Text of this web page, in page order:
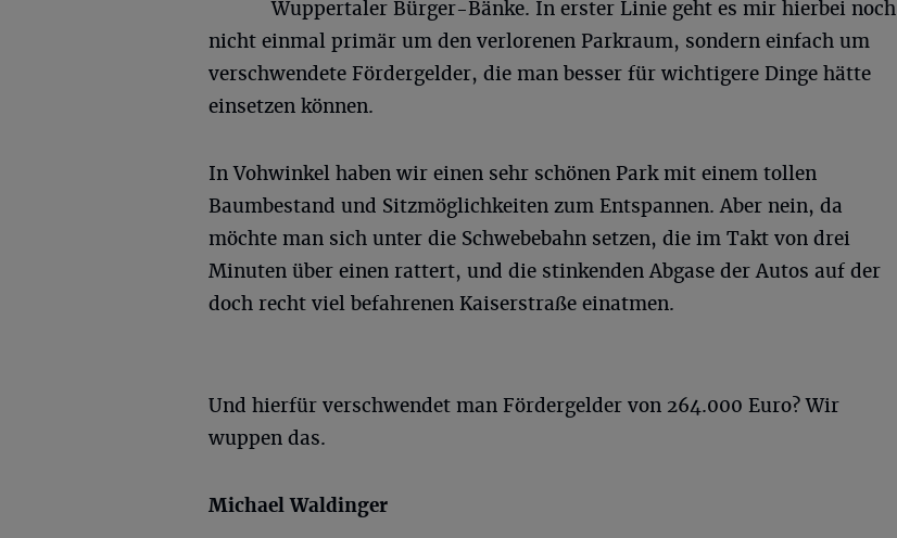
Wuppertaler Bürger-Bänke. In erster Linie geht es mir hierbei noch
nicht einmal primär um den verlorenen Parkraum, sondern einfach um
verschwendete Fördergelder, die man besser für wichtigere Dinge hätte
einsetzen können.
In Vohwinkel haben wir einen sehr schönen Park mit einem tollen
Baumbestand und Sitzmöglichkeiten zum Entspannen. Aber nein, da
möchte man sich unter die Schwebebahn setzen, die im Takt von drei
Minuten über einen rattert, und die stinkenden Abgase der Autos auf der
doch recht viel befahrenen Kaiserstraße einatmen.
Und hierfür verschwendet man Fördergelder von 264.000 Euro? Wir
wuppen das.
Michael Waldinger